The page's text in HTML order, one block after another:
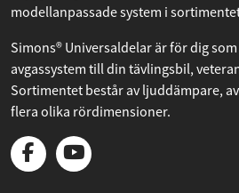
modellanpassade system i
Simons® Universaldelar är för dig
avgassystem till din tävlingsbil,
Sortimentet består av ljuddämpare,
flera olika rördimensioner.